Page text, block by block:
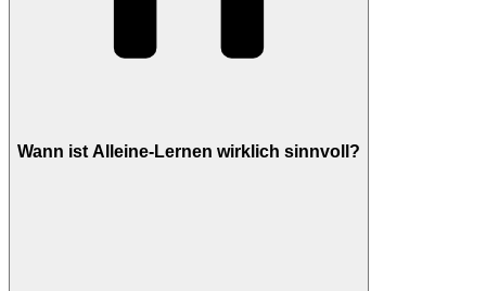
Wann ist Alleine-Lernen wirklich sinnvoll?